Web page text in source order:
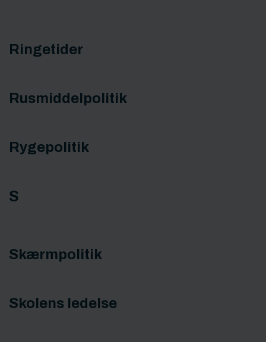
Ringetider
Rusmiddelpolitik
Rygepolitik
S
Skærmpolitik
Skolens ledelse